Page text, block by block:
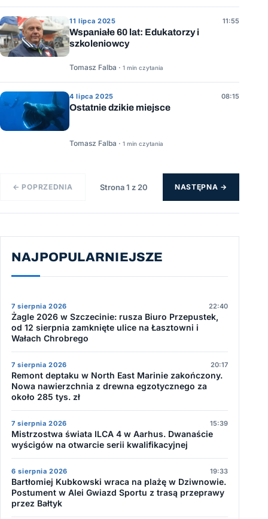
11 lipca 2025 11:55
Wspaniałe 60 lat: Edukatorzy i
szkoleniowcy
Tomasz Falba · 1 min czytania
4 lipca 2025 08:15
Ostatnie dzikie miejsce
Tomasz Falba · 1 min czytania
← POPRZEDNIA Strona 1 z 20 NASTĘPNA →
NAJPOPULARNIEJSZE
7 sierpnia 2026 22:40
Żagle 2026 w Szczecinie: rusza Biuro Przepustek,
od 12 sierpnia zamknięte ulice na Łasztowni i
Wałach Chrobrego
7 sierpnia 2026 20:17
Remont deptaku w North East Marinie zakończony.
Nowa nawierzchnia z drewna egzotycznego za
około 285 tys. zł
7 sierpnia 2026 15:39
Mistrzostwa świata ILCA 4 w Aarhus. Dwanaście
wyścigów na otwarcie serii kwalifikacyjnej
6 sierpnia 2026 19:33
Bartłomiej Kubkowski wraca na plażę w Dziwnowie.
Postument w Alei Gwiazd Sportu z trasą przeprawy
przez Bałtyk